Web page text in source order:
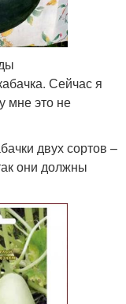
Сейчас я
мне это не
двух сортов –
они должны